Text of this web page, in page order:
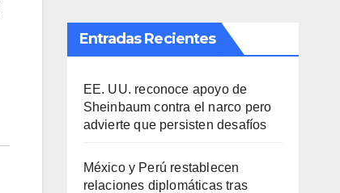
Entradas Recientes
EE. UU. reconoce apoyo de
Sheinbaum contra el narco pero
advierte que persisten desafíos
México y Perú restablecen
relaciones diplomáticas tras